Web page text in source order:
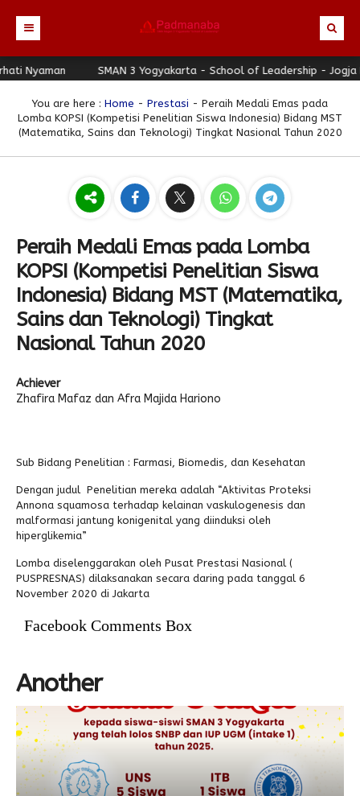
Beranda
Profil
Identitas Sekolah
Visi-Misi
Struktur Organisasi
Berita
Terbaru
Seragam
Kolom Siswa
Pengumuman
Direktori
Guru & Karyawan
Padmanaba Smart Service
Majalah Digital
Karya Siswa
Antologi Puisi 1
Antologi Cerpen B.Inggris
Kegiatan Kemitraan
Foto
Video
Download
Hubungi Kami
Bulletin
Penbes 2026
Alumni
Nyaman SMAN 3 Yogyakarta - School of Leadership - Jogja
You are here : Home - Prestasi - Peraih Medali Emas pada
Lomba KOPSI (Kompetisi Penelitian Siswa Indonesia) Bidang MST
(Matematika, Sains dan Teknologi) Tingkat Nasional Tahun 2020
Peraih Medali Emas pada Lomba
KOPSI (Kompetisi Penelitian Siswa
Indonesia) Bidang MST (Matematika,
Sains dan Teknologi) Tingkat
Nasional Tahun 2020
Achiever
Zhafira Mafaz dan Afra Majida Hariono
Sub Bidang Penelitian : Farmasi, Biomedis, dan Kesehatan
Dengan judul Penelitian mereka adalah “Aktivitas Proteksi
Annona squamosa terhadap kelainan vaskulogenesis dan
malformasi jantung konigenital yang diinduksi oleh
hiperglikemia”
Lomba diselenggarakan oleh Pusat Prestasi Nasional (
PUSPRESNAS) dilaksanakan secara daring pada tanggal 6
November 2020 di Jakarta
Facebook Comments Box
Another